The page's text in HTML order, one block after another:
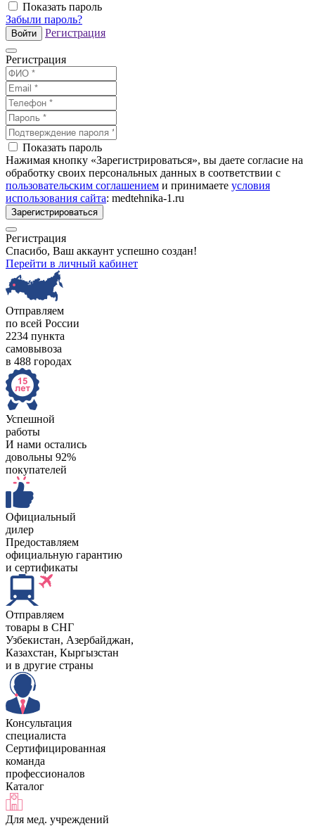
Показать пароль
Забыли пароль?
Войти Регистрация
Регистрация
Показать пароль
Нажимая кнопку «Зарегистрироваться», вы даете согласие на
обработку своих персональных данных в соответствии с
пользовательским соглашением и принимаете условия
использования сайта: medtehnika-1.ru
Зарегистрироваться
Регистрация
Спасибо, Ваш аккаунт успешно создан!
Перейти в личный кабинет
Отправляем
по всей России
2234 пункта
самовывоза
в 488 городах
Успешной
работы
И нами остались
довольны 92%
покупателей
Официальный
дилер
Предоставляем
официальную гарантию
и сертификаты
Отправляем
товары в СНГ
Узбекистан, Aзербайджан,
Казахстан, Кыргызстан
и в другие страны
Консультация
специалиста
Сертифицированная
команда
профессионалов
Каталог
Для мед. учреждений